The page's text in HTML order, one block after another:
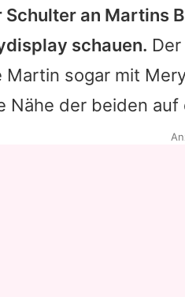
Schulter an Martins
schauen.
Martin sogar mit
Nähe der beiden